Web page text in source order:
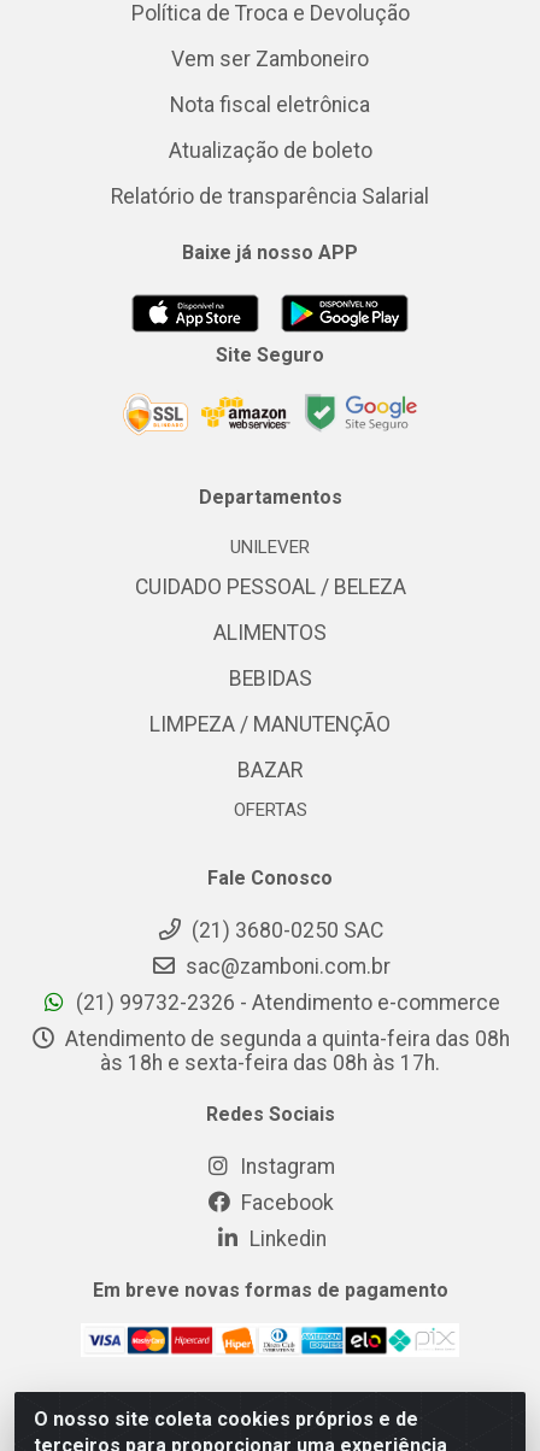
O nosso site coleta cookies próprios e de
terceiros para proporcionar uma experiência
Política de Troca e Devolução
Vem ser Zamboneiro
Nota fiscal eletrônica
Atualização de boleto
Relatório de transparência Salarial
Baixe já nosso APP
Site Seguro
Departamentos
UNILEVER
CUIDADO PESSOAL / BELEZA
ALIMENTOS
BEBIDAS
LIMPEZA / MANUTENÇÃO
BAZAR
OFERTAS
Fale Conosco
(21) 3680-0250 SAC
sac@zamboni.com.br
(21) 99732-2326 - Atendimento e-commerce
Atendimento de segunda a quinta-feira das 08h
às 18h e sexta-feira das 08h às 17h.
Redes Sociais
Instagram
Facebook
Linkedin
Em breve novas formas de pagamento
MIX CERTO DISTRIBUIDORA DE COSMÉTICOS ALIMENTOS E